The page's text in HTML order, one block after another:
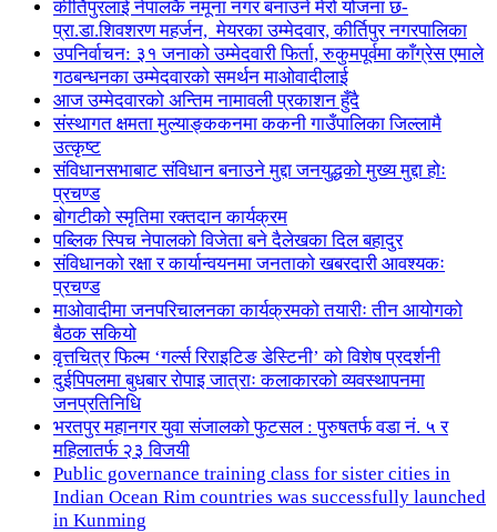
कीर्तिपुरलाई नेपालकै नमूना नगर बनाउने मेरो योजना छ-
प्रा.डा.शिवशरण महर्जन, मेयरका उम्मेदवार, कीर्तिपुर नगरपालिका
उपनिर्वाचन: ३१ जनाको उम्मेदवारी फिर्ता, रुकुमपूर्वमा काँग्रेस एमाले
गठबन्धनका उम्मेदवारको समर्थन माओवादीलाई
आज उम्मेदवारको अन्तिम नामावली प्रकाशन हुँदै
संस्थागत क्षमता मुल्याङ्ककनमा ककनी गाउँपालिका जिल्लामै
उत्कृष्ट
संविधानसभाबाट संविधान बनाउने मुद्दा जनयुद्धको मुख्य मुद्दा होः
प्रचण्ड
बोगटीको स्मृतिमा रक्तदान कार्यक्रम
पब्लिक स्पिच नेपालको विजेता बने दैलेखका दिल बहादुर
संविधानको रक्षा र कार्यान्वयनमा जनताको खबरदारी आवश्यकः
प्रचण्ड
माओवादीमा जनपरिचालनका कार्यक्रमको तयारीः तीन आयोगको
बैठक सकियो
वृत्तचित्र फिल्म ‘गर्ल्स रिराइटिङ डेस्टिनी’ को विशेष प्रदर्शनी
दुईपिपलमा बुधबार रोपाइ जात्राः कलाकारको व्यवस्थापनमा
जनप्रतिनिधि
भरतपुर महानगर युवा संजालको फुटसल : पुरुषतर्फ वडा नं. ५ र
महिलातर्फ २३ विजयी
Public governance training class for sister cities in
Indian Ocean Rim countries was successfully launched
in Kunming